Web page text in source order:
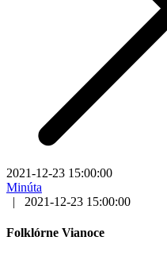
2021-12-23 15:00:00
Minúta
|
2021-12-23 15:00:00
Folklórne Vianoce